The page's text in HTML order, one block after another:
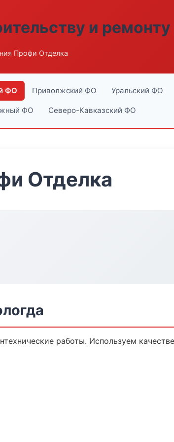
и ремонту
Профи Отделка
ФО Приволжский ФО Уральский ФО
ФО Северо-Кавказский ФО
Отделка
работы. Используем